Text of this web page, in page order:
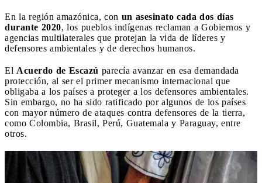
En la región amazónica, con un asesinato cada dos días
durante 2020, los pueblos indígenas reclaman a Gobiernos y
agencias multilaterales que protejan la vida de líderes y
defensores ambientales y de derechos humanos.
El Acuerdo de Escazú parecía avanzar en esa demandada
protección, al ser el primer mecanismo internacional que
obligaba a los países a proteger a los defensores ambientales.
Sin embargo, no ha sido ratificado por algunos de los países
con mayor número de ataques contra defensores de la tierra,
como Colombia, Brasil, Perú, Guatemala y Paraguay, entre
otros.